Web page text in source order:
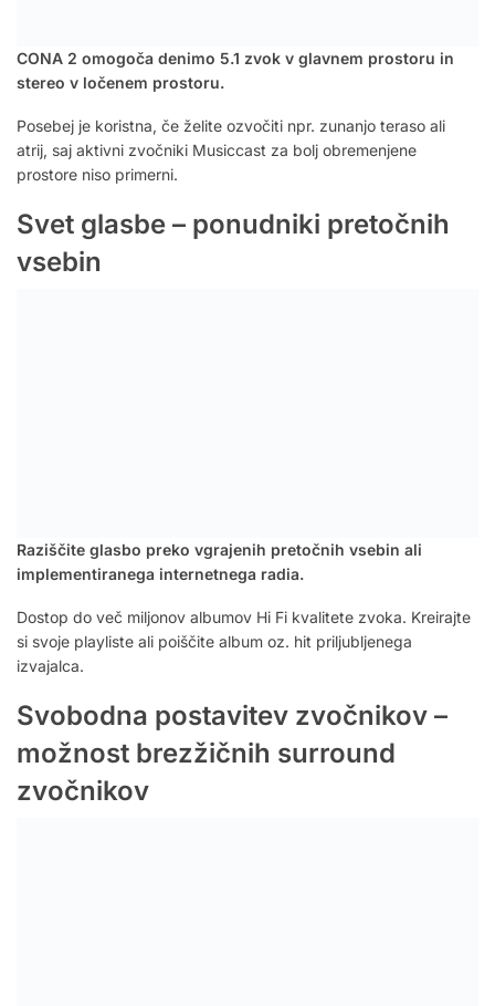
CONA 2 omogoča denimo 5.1 zvok v glavnem prostoru in
stereo v ločenem prostoru.
Posebej je koristna, če želite ozvočiti npr. zunanjo teraso ali
atrij, saj aktivni zvočniki Musiccast za bolj obremenjene
prostore niso primerni.
Svet glasbe – ponudniki pretočnih
vsebin
Raziščite glasbo preko vgrajenih pretočnih vsebin ali
implementiranega internetnega radia.
Dostop do več miljonov albumov Hi Fi kvalitete zvoka. Kreirajte
si svoje playliste ali poiščite album oz. hit priljubljenega
izvajalca.
Svobodna postavitev zvočnikov –
možnost brezžičnih surround
zvočnikov